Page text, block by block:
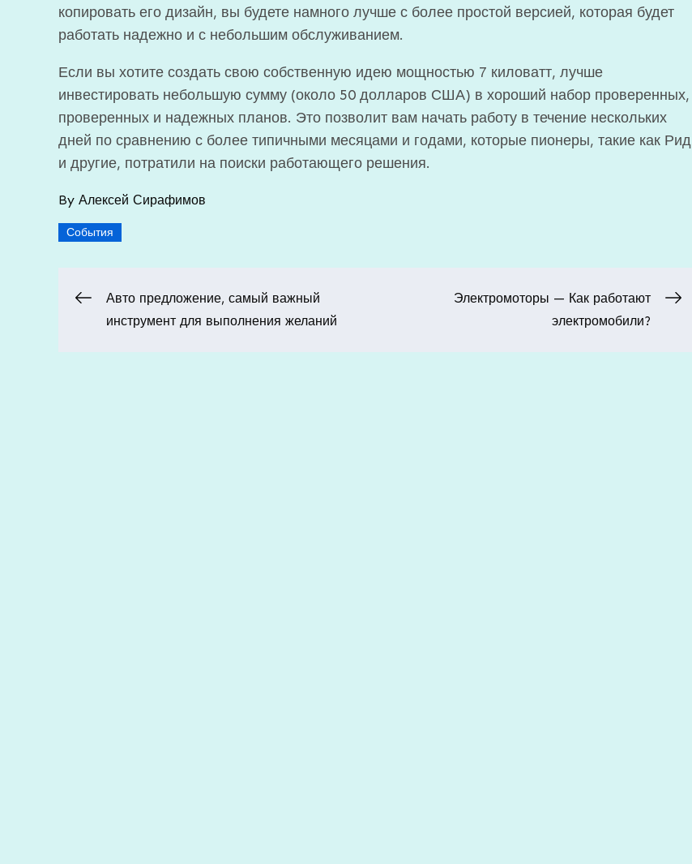
копировать его дизайн, вы будете намного лучше с более простой версией, которая будет
работать надежно и с небольшим обслуживанием.
Если вы хотите создать свою собственную идею мощностью 7 киловатт, лучше
инвестировать небольшую сумму (около 50 долларов США) в хороший набор проверенных,
проверенных и надежных планов. Это позволит вам начать работу в течение нескольких
дней по сравнению с более типичными месяцами и годами, которые пионеры, такие как Рид
и другие, потратили на поиски работающего решения.
By Алексей Сирафимов
События
Навигация
Авто предложение, самый важный
инструмент для выполнения желаний
Электромоторы — Как работают
электромобили?